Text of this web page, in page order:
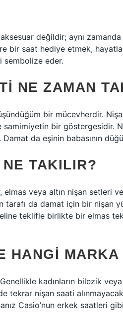
değildir; aynı
bir saat hediye etmek,
eder.
NE ZAMAN
bir mücevherdir.
bir göstergesidir.
da eşinin babasının
TAKILIR?
veya altın nişan setleri
tarafı da damat için bir nişan
teklifle birlikte bir elmas
HANGI
kadınların bilezik
tekrar nişan saati
Casio’nun erkek saatleri